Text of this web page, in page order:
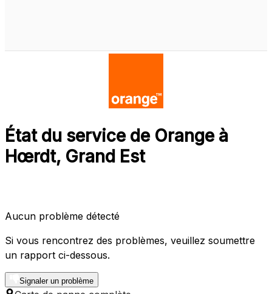
État du service de Orange à
Hœrdt, Grand Est
Aucun problème détecté
Si vous rencontrez des problèmes, veuillez soumettre
un rapport ci-dessous.
Signaler un problème